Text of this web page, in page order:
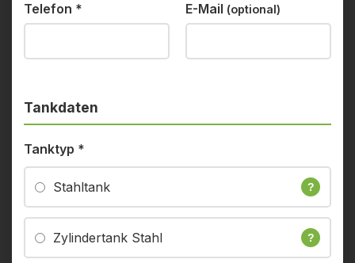
Telefon * E-Mail (optional)
Tankdaten
Tanktyp *
Stahltank ?
Zylindertank Stahl ?